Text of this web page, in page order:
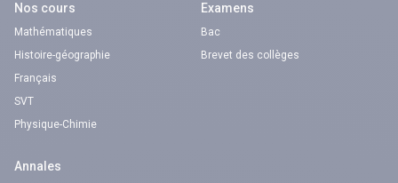
Nos cours
Mathématiques
Histoire-géographie
Français
SVT
Physique-Chimie
Examens
Bac
Brevet des collèges
Annales